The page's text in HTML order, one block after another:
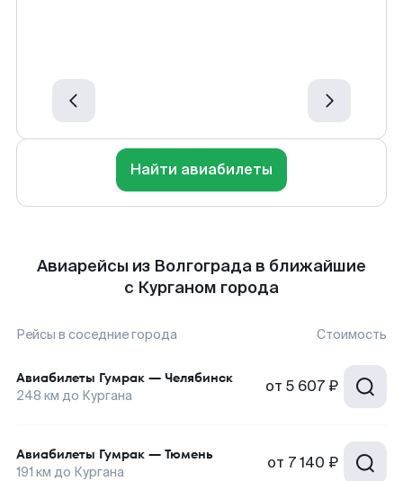
Найти авиабилеты
Авиарейсы из Волгограда в ближайшие
с Курганом города
Рейсы в соседние города Стоимость
Авиабилеты Гумрак — Челябинск
248 км до Кургана от 5 607 ₽
Авиабилеты Гумрак — Тюмень
191 км до Кургана от 7 140 ₽